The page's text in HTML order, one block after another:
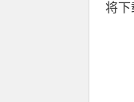
将下